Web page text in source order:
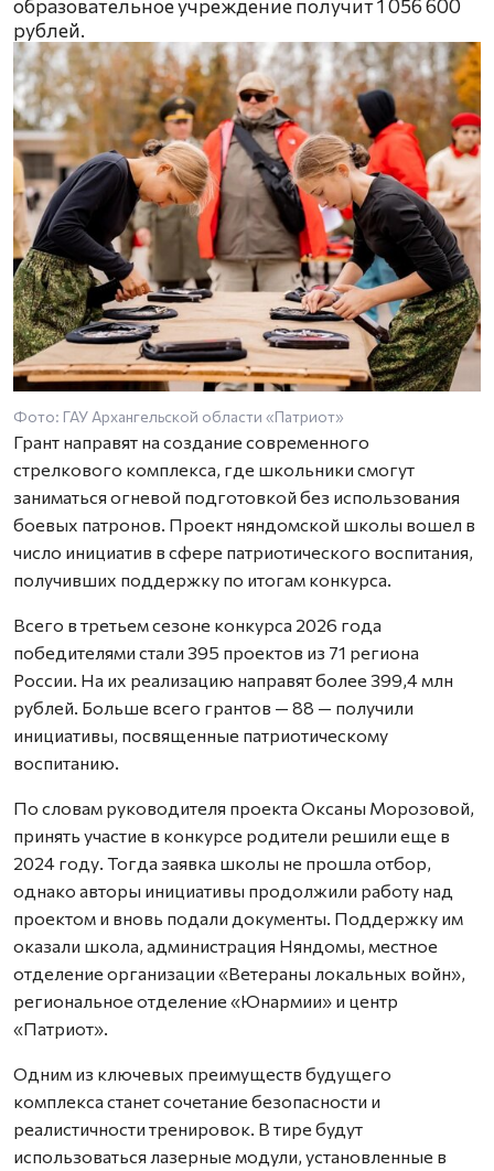
образовательное учреждение получит 1 056 600
рублей.
Фото: ГАУ Архангельской области «Патриот»
Грант направят на создание современного
стрелкового комплекса, где школьники смогут
заниматься огневой подготовкой без использования
боевых патронов. Проект няндомской школы вошел в
число инициатив в сфере патриотического воспитания,
получивших поддержку по итогам конкурса.
Всего в третьем сезоне конкурса 2026 года
победителями стали 395 проектов из 71 региона
России. На их реализацию направят более 399,4 млн
рублей. Больше всего грантов — 88 — получили
инициативы, посвященные патриотическому
воспитанию.
По словам руководителя проекта Оксаны Морозовой,
принять участие в конкурсе родители решили еще в
2024 году. Тогда заявка школы не прошла отбор,
однако авторы инициативы продолжили работу над
проектом и вновь подали документы. Поддержку им
оказали школа, администрация Няндомы, местное
отделение организации «Ветераны локальных войн»,
региональное отделение «Юнармии» и центр
«Патриот».
Одним из ключевых преимуществ будущего
комплекса станет сочетание безопасности и
реалистичности тренировок. В тире будут
использоваться лазерные модули, установленные в